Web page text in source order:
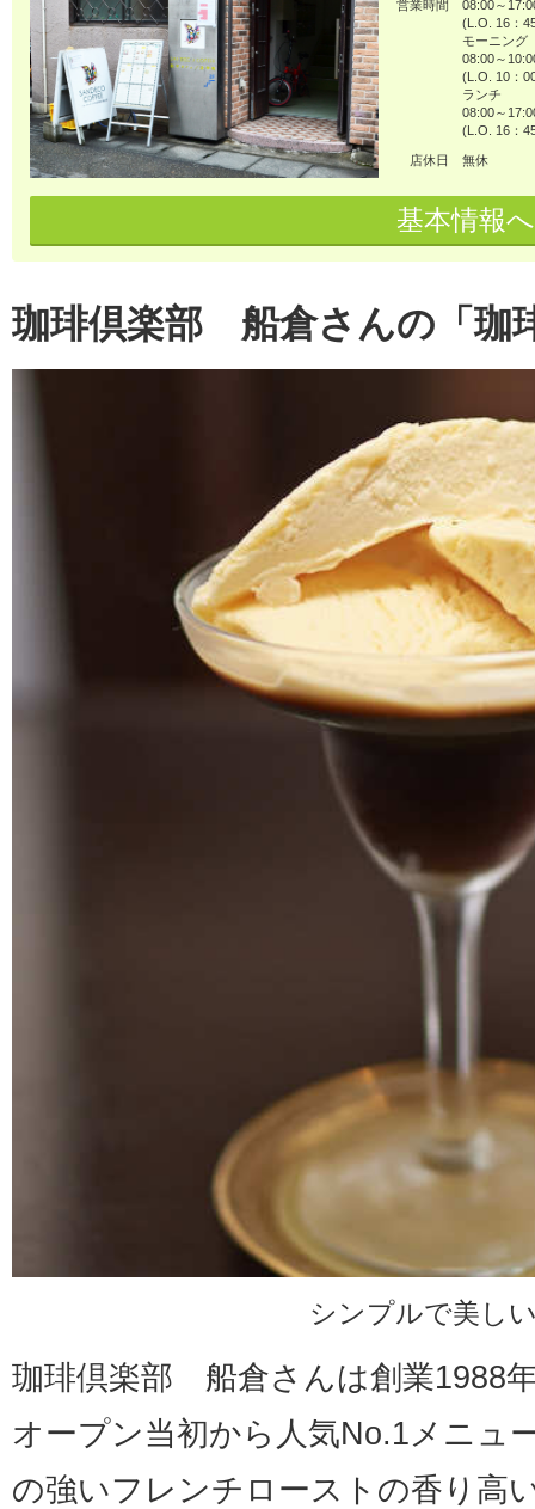
営業時間
08:00～
(L.O. 16：
モーニング
08:00～
(L.O. 10：
ランチ
08:00～
(L.O. 16：
店休日 無休
基本情報へ
珈琲倶楽部 船倉さんの「珈
シンプルで美し
珈琲倶楽部 船倉さんは創業1988
オープン当初から人気No.1メニュ
の強いフレンチローストの香り高